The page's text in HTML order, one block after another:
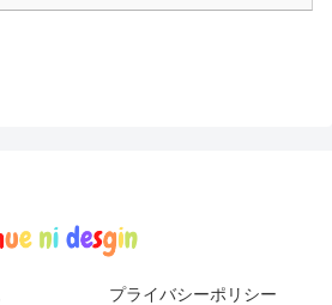
プライバシーポリシー